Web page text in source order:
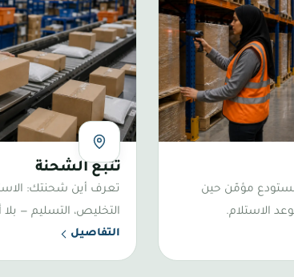
مؤمّن حين
الاستلام.
تحديث عند كل مرحلة
تتبع الشحنة
تعرف أين شحنتك:
التخليص، التسليم —
التفاصيل